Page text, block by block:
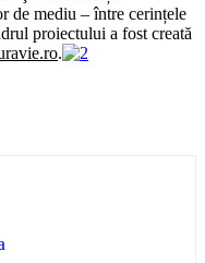
de mediu – între cerințele
proiectului a fost creată
.